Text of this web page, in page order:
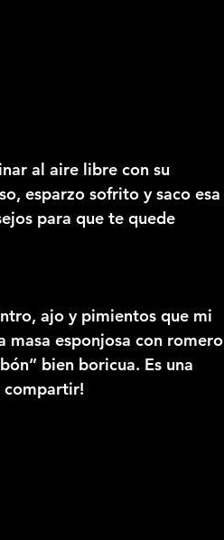
al aire libre con su
esparzo sofrito y saco esa
para que te quede
ajo y pimientos que mi
masa esponjosa con romero
bien boricua. Es una
compartir!